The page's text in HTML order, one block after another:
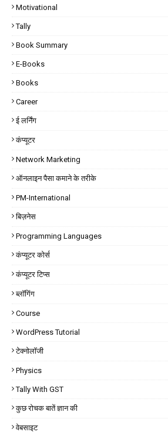
Motivational
Tally
Book Summary
E-Books
Books
Career
ई लर्निंग
कंप्यूटर
Network Marketing
ऑनलाइन पैसा कमाने के तरीके
PM-International
बिज़नेस
Programming Languages
कंप्यूटर कोर्स
कंप्यूटर टिप्स
ब्लॉगिंग
Course
WordPress Tutorial
टेक्नोलॉजी
Physics
Tally With GST
कुछ रोचक बातें ज्ञान की
वेबसाइट